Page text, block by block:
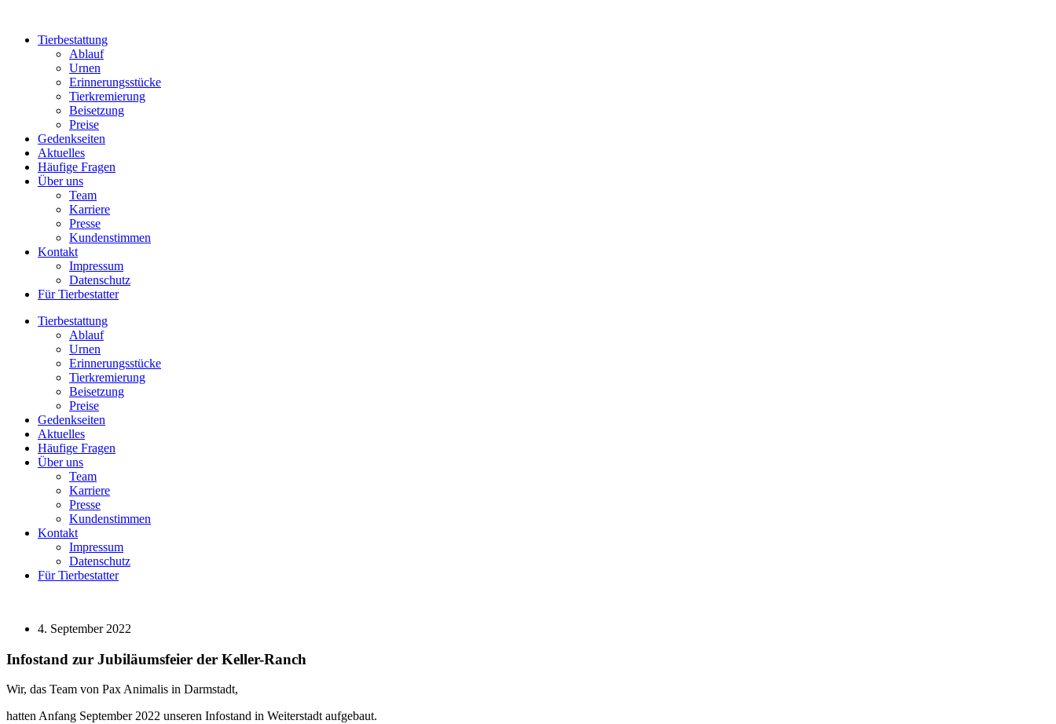
wechselnTierbestattung
Ablauf
Urnen
Erinnerungsstücke
Tierkremierung
Beisetzung
Preise
Gedenkseiten
Aktuelles
Häufige Fragen
Über uns
Team
Karriere
Presse
Kundenstimmen
Kontakt
Impressum
Datenschutz
Für Tierbestatter
Tierbestattung
Ablauf
Urnen
Erinnerungsstücke
Tierkremierung
Beisetzung
Preise
Gedenkseiten
Aktuelles
Häufige Fragen
Über uns
Team
Karriere
Presse
Kundenstimmen
Kontakt
Impressum
Datenschutz
Für Tierbestatter
4. September 2022
Infostand zur Jubiläumsfeier der Keller-Ranch
Wir, das Team von Pax Animalis in Darmstadt,
hatten Anfang September 2022 unseren Infostand in Weiterstadt aufgebaut.